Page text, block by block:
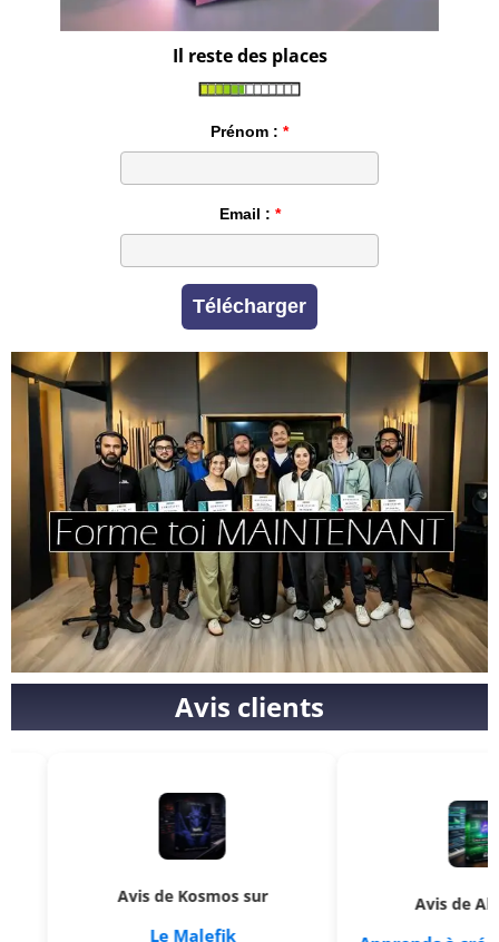
Il reste des places
Prénom :
Email :
Télécharger
Avis clients
Avis de Kosmos sur
Le Malefik
Avis de Aldric sur